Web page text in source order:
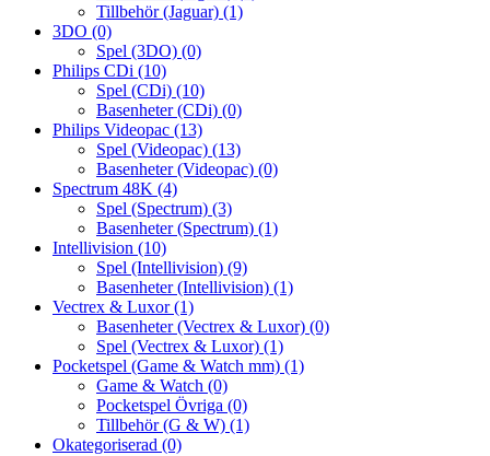
Tillbehör (Jaguar) (1)
3DO (0)
Spel (3DO) (0)
Philips CDi (10)
Spel (CDi) (10)
Basenheter (CDi) (0)
Philips Videopac (13)
Spel (Videopac) (13)
Basenheter (Videopac) (0)
Spectrum 48K (4)
Spel (Spectrum) (3)
Basenheter (Spectrum) (1)
Intellivision (10)
Spel (Intellivision) (9)
Basenheter (Intellivision) (1)
Vectrex & Luxor(1)
Basenheter (Vectrex & Luxor) (0)
Spel (Vectrex & Luxor) (1)
Pocketspel (Game & Watch mm) (1)
Game & Watch (0)
Pocketspel Övriga (0)
Tillbehör (G & W) (1)
Okategoriserad (0)